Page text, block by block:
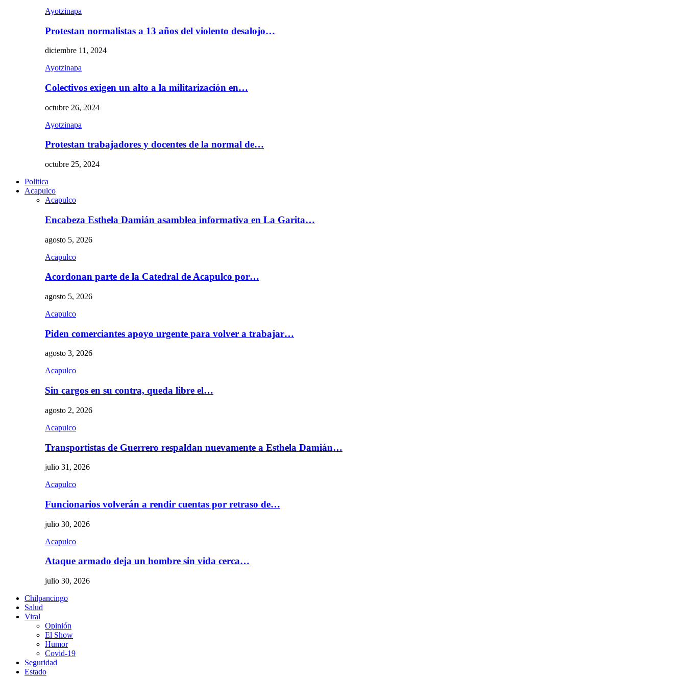
Ayotzinapa
Protestan normalistas a 13 años del violento desalojo…
diciembre 11, 2024
Ayotzinapa
Colectivos exigen un alto a la militarización en…
octubre 26, 2024
Ayotzinapa
Protestan trabajadores y docentes de la normal de…
octubre 25, 2024
Politica
Acapulco
Acapulco
Encabeza Esthela Damián asamblea informativa en La Garita…
agosto 5, 2026
Acapulco
Acordonan parte de la Catedral de Acapulco por…
agosto 5, 2026
Acapulco
Piden comerciantes apoyo urgente para volver a trabajar…
agosto 3, 2026
Acapulco
Sin cargos en su contra, queda libre el…
agosto 2, 2026
Acapulco
Transportistas de Guerrero respaldan nuevamente a Esthela Damián…
julio 31, 2026
Acapulco
Funcionarios volverán a rendir cuentas por retraso de…
julio 30, 2026
Acapulco
Ataque armado deja un hombre sin vida cerca…
julio 30, 2026
Chilpancingo
Salud
Viral
Opinión
El Show
Humor
Covid-19
Seguridad
Estado